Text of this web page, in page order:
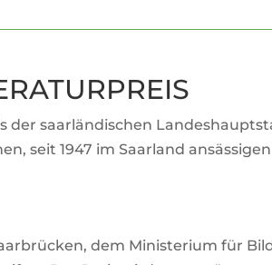
saar­län­di­schen
seit 1947 im Saar­land
dem Minis­te­rium für